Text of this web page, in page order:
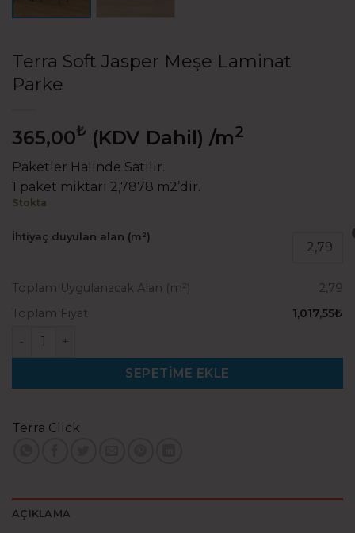
Terra Soft Jasper Meşe Laminat
Parke
365,00₺ (KDV Dahil) /m2
Paketler Halinde Satılır.
1 paket miktarı 2,7878 m2’dir.
Stokta
İhtiyaç duyulan alan (m²)
Toplam Uygulanacak Alan (m²)
2,79
Toplam Fiyat
1,017,55₺
Terra Soft Jasper Meşe Laminat Parke adet
SEPETIME EKLE
Terra Click
AÇIKLAMA